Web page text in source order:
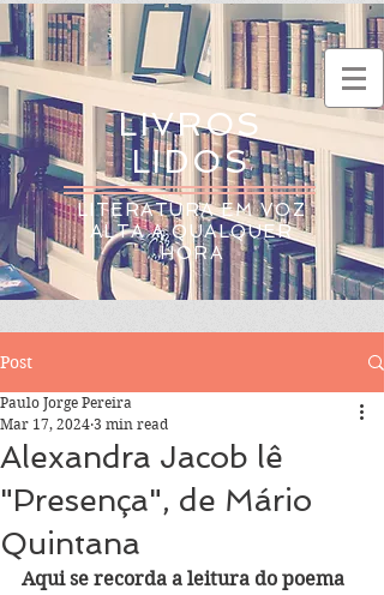
LIVROS
LIDOS
LITERATURA EM VOZ
ALTA A QUALQUER
HORA
Post
Alexandra Jacob lê
"Presença", de Mário
Quintana
Paulo Jorge Pereira
Mar 17, 2024 3 min read
Aqui se recorda a leitura do poema